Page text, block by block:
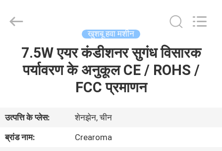
वीडियो
Market.
खुशबू हवा मशीन
7.5W एयर कंडीशनर सुगंध विसारक
पर्यावरण के अनुकूल CE / ROHS /
FCC प्रमाणन
उत्पत्ति के प्लेस:
शेनझेन, चीन
ब्रांड नाम:
Crearoma